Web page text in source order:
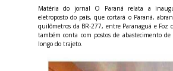
g
i
a
Matéria do jornal O Paraná relata a
eletroposto do país, que cortará o Paraná,
quilômetros da BR-277, entre Paranaguá e Foz
também conta com postos de abastecimento de
longo do trajeto.